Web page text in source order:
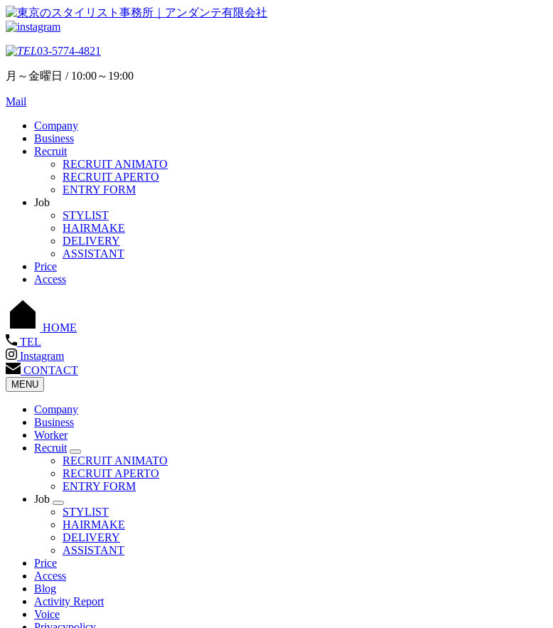
03-5774-4821
月～金曜日 / 10:00～19:00
Mail
Company
Business
Recruit
RECRUIT ANIMATO
RECRUIT APERTO
ENTRY FORM
Job
STYLIST
HAIRMAKE
DELIVERY
ASSISTANT
Price
Access
HOME
TEL
Instagram
CONTACT
MENU
Company
Business
Worker
Recruit
RECRUIT ANIMATO
RECRUIT APERTO
ENTRY FORM
Job
STYLIST
HAIRMAKE
DELIVERY
ASSISTANT
Price
Access
Blog
Activity Report
Voice